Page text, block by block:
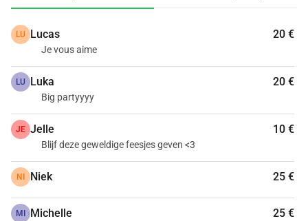
LU Lucas 20 €
Je vous aime
LU Luka 20 €
Big partyyyy
JE Jelle 10 €
Blijf deze geweldige feesjes geven <3
NI Niek 25 €
MI Michelle 25 €